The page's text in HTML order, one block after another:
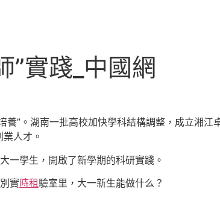
實踐_中國網
養”。湖南一批高校加快學科結構調整，成立湘江
人才。
一學生，開啟了新學期的科研實踐。
實時租驗室里，大一新生能做什么？